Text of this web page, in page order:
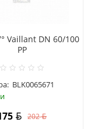
Vaillant DN 60/100
PP
BLK0065671
202